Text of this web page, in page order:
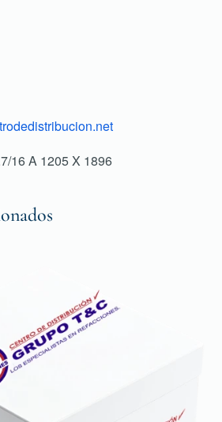
16 A 1205 X 1896